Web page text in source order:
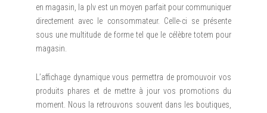
en magasin, la plv est un moyen parfait pour communiquer
directement avec le consommateur. Celle-ci se présente
sous une multitude de forme tel que le célèbre totem pour
magasin.
L’affichage dynamique vous permettra de promouvoir vos
produits phares et de mettre à jour vos promotions du
moment. Nous la retrouvons souvent dans les boutiques,